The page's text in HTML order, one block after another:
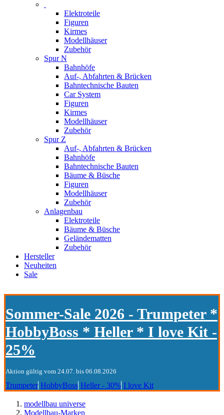
Elektroteile
Figuren
Kirmes
Modellhäuser
Zubehör
Spur N
Bahnhöfe
Auf-, Abfahrten & Brücken
Bahntechnische Bauten
Car System
Figuren
Kirmes
Modellhäuser
Zubehör
Spur Z
Auf-, Abfahrten & Brücken
Bahnhöfe
Bahntechnische Bauten
Bäume & Büsche
Figuren
Modellhäuser
Zubehör
Anlagenbau
Elektroteile
Bäume & Büsche
Geländematten
Zubehör
Hersteller
Neuheiten
Sale
Sommer-Sale 2026 - Trumpeter *
HobbyBoss * Heller * I love Kit -
25%
Aktion gültig vom 24.07. bis 06.08.2026
Trumpeter HobbyBoss Heller - 30% I love Kit
modellbau universe
Modellbau-Marken